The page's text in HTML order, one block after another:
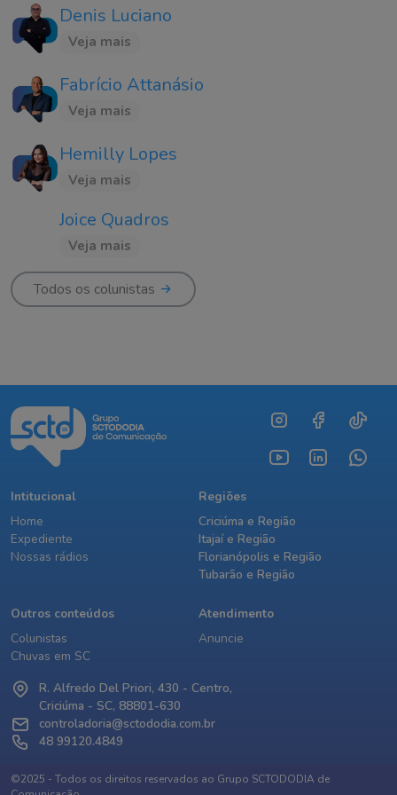
Denis Luciano
Veja mais
Fabrício Attanásio
Veja mais
Hemilly Lopes
Veja mais
Joice Quadros
Veja mais
Todos os colunistas
Intitucional
Home
Expediente
Nossas rádios
Regiões
Criciúma e Região
Itajaí e Região
Florianópolis e Região
Tubarão e Região
Outros conteúdos
Colunistas
Chuvas em SC
Atendimento
Anuncie
R. Alfredo Del Priori, 430 - Centro,
Criciúma - SC, 88801-630
controladoria@sctododia.com.br
48 99120.4849
©2025 - Todos os direitos reservados ao Grupo SCTODODIA de